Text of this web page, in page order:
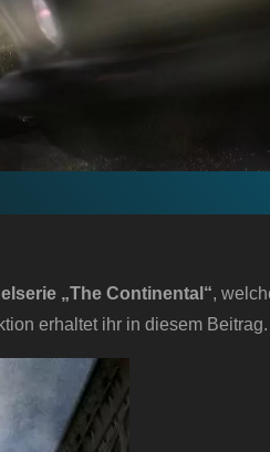
„The Continental“,
erhaltet ihr in diesem Beitrag.